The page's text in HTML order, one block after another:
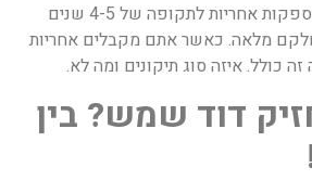
מרבית חברות הדוורים מספקות אחריות לתקופה של 4-5 שנים
מלאה. כאשר אתם מקבלים אחריות
כולל. איזה סוג תיקונים ומה לא.
דוד שמש? בין